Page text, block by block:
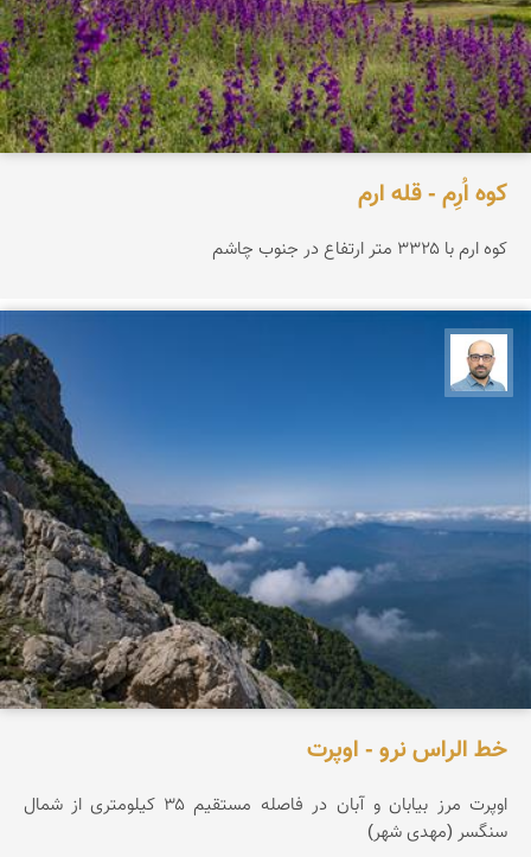
کوه اُرِم - قله ارم
کوه ارم با ۳۳۲۵ متر ارتفاع در جنوب چاشم
خط الراس نرو - اوپرت
اوپرت مرز بیابان و آبان در فاصله مستقیم ۳۵ کیلومتری از شمال
سنگسر (مهدی شهر)